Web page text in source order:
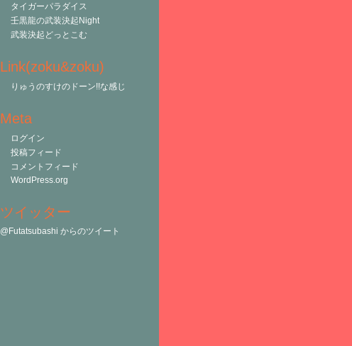
タイガーパラダイス
壬黒龍の武装決起Night
武装決起どっとこむ
Link(zoku&zoku)
りゅうのすけのドーン!!な感じ
Meta
ログイン
投稿フィード
コメントフィード
WordPress.org
ツイッター
@Futatsubashi からのツイート